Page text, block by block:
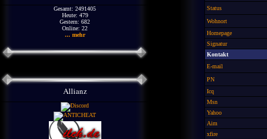
Gesamt: 2491405
Heute: 479
Gestern: 682
Online: 22
... mehr
Allianz
Status
Wohnort
Homepage
Signatur
Kontakt
E-mail
PN
Icq
Msn
Yahoo
Aim
xfire